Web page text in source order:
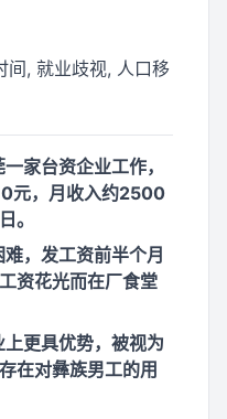
间, 就业歧视, 人口移
家台资企业工作，
元，月收入约2500
。
，发工资前半个月
资花光而在厂食堂
更具优势，被视为
在对彝族男工的用